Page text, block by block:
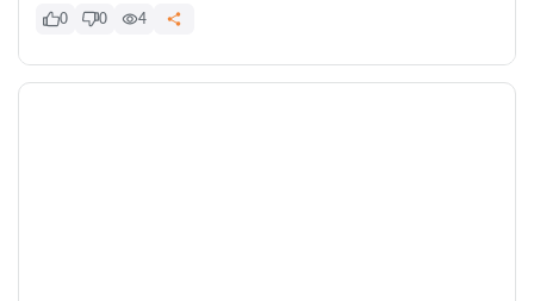
0 0 4